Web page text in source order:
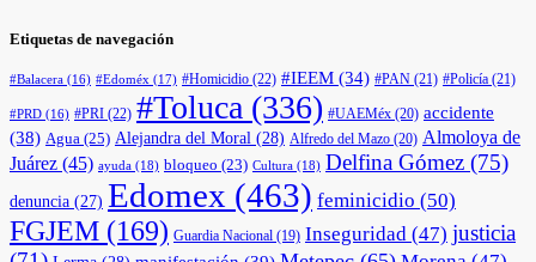
Etiquetas de navegación
#Balacera (16) #Edoméx (17) #Homicidio (22) #IEEM (34) #PAN (21) #Policía (21)
#PRD (16) #PRI (22) #Toluca (336) #UAEMéx (20) accidente
(38) Agua (25) Alejandra del Moral (28) Alfredo del Mazo (20) Almoloya de
Juárez (45) ayuda (18) bloqueo (23) Cultura (18) Delfina Gómez (75)
denuncia (27) Edomex (463) feminicidio (50)
FGJEM (169) Guardia Nacional (19) Inseguridad (47) justicia